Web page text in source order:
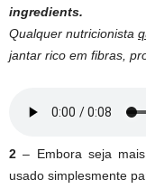
ingredients.
Qualquer nutricionista
jantar rico em fibras,
2 – Embora seja
usado simplesmente